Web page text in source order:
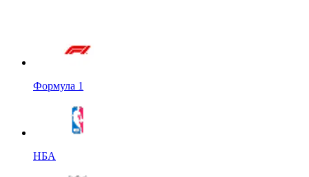
Формула 1
НБА